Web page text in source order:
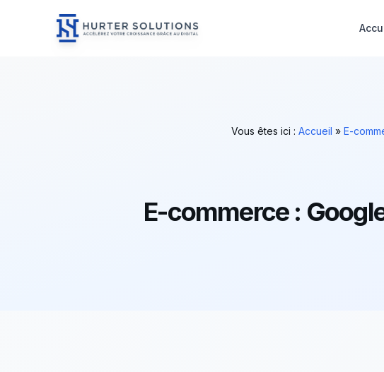
Vous êtes ici : Accueil » E-
E-commerce :